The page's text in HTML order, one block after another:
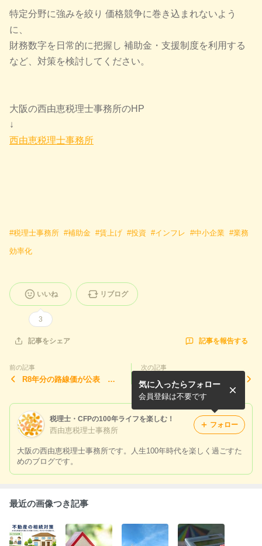
特定分野に強みを絞り 価格競争に巻き込まれないよう
に、
財務数字を日常的に把握し 補助金・支援制度を利用する
など、対策を検討してください。
大阪の西由恵税理士事務所のHP
↓
西由恵税理士事務所
#税理士事務所 #補助金 #賃上げ #投資 #インフレ #中小企業 #業務
効率化
いいね
3
リブログ
記事をシェア 記事を報告する
前の記事
R8年分の路線価が公表 上
次の記事
固定資産税・納税通知書が届
くと要確認
税理士・CFPの100年ライフを楽しむ！
西由恵税理士事務所
大阪の西由恵税理士事務所です。人生100年時代を楽しく過ごすた
めのブログです。
気に入ったらフォロー
会員登録は不要です
フォロー
最近の画像つき記事